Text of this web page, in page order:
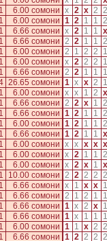
1 6.00 сомони x 2 x 2 2
1 6.00 сомони 1 2 1 1 2
1 6.66 сомони x 2 1 1 x
1 6.66 сомони 2 2 1 1 2
1 6.00 сомони 2 1 2 2
1
1 6.00 сомони x 2 2 2
1
1 6.66 сомони 2 2 1 1
1
26.65 сомони 1 x x 2
1
1 6.00 сомони x x 1 2 x
1 6.66 сомони 2 2 x 1 2
1 6.66 сомони 1 2 1 1 2
1 6.00 сомони 1 2 1 1 2
1 6.66 сомони 1 2 1 1 x
1 6.00 сомони x x x x x
1 6.00 сомони x 2 1 1 2
1 6.00 сомони x 2 x 1 x
1 10.00 сомони 2 2 2 2 2
1 6.66 сомони x 1 x x
1
1 6.66 сомони 2 1 2 1
1
1 6.66 сомони 1 x 2 x
1
1 6.66 сомони 1 x 1 1
1
1 6.00 сомони 1 1 x 2 2
1 6.66 сомони 1 2 2 2 2